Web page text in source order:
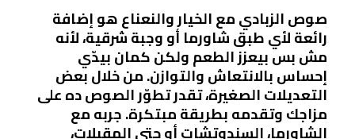
صوص الزبادي مع الخيار والنعناع هو إضافة
رائعة لأي طبق شاورما أو وجبة شرقية، لأنه
مش بس بيعزز الطعم ولكن كمان بيدّي
إحساس بالانتعاش والتوازن. من خلال بعض
التعديلات الصغيرة، تقدر تطوّر الصوص ده على
مزاجك وتقدمه بطريقة مبتكرة. جربه مع
الشاورما، السندوتشات أو حتى المقبلات،